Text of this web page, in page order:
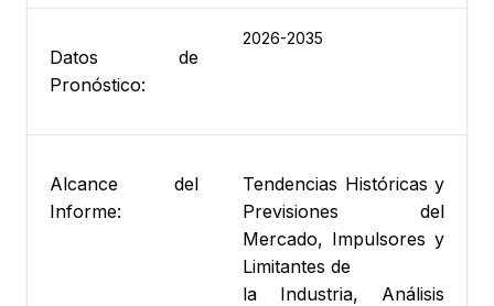
Datos de
Pronóstico:
2026-2035
Alcance del
Informe:
Tendencias Históricas y
Previsiones del
Mercado, Impulsores y
Limitantes de
la Industria, Análisis